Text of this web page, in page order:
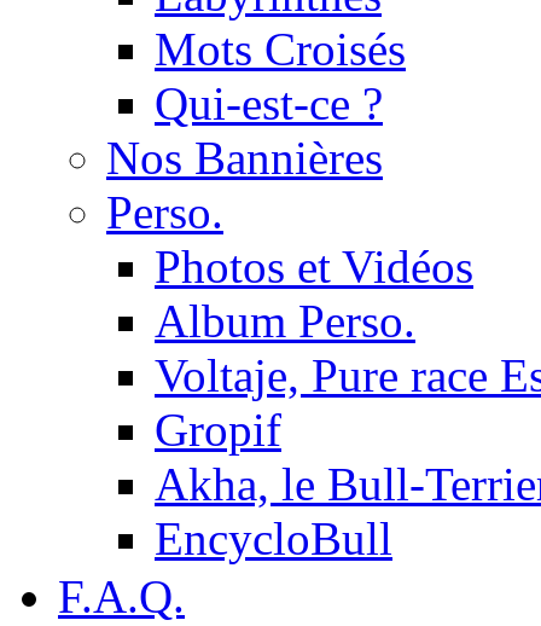
Mots Croisés
Qui-est-ce ?
Nos Bannières
Perso.
Photos et Vidéos
Album Perso.
Voltaje, Pure race
Gropif
Akha, le Bull-
EncycloBull
F.A.Q.